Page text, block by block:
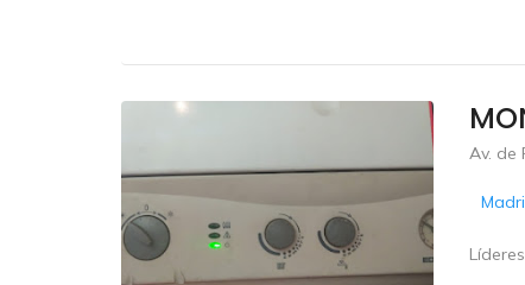
Av. de